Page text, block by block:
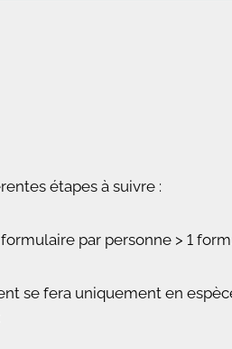
étapes à suivre :
par personne > 1
se fera uniquement en